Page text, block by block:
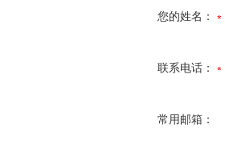
您的姓名：
联系电话：
常用邮箱：